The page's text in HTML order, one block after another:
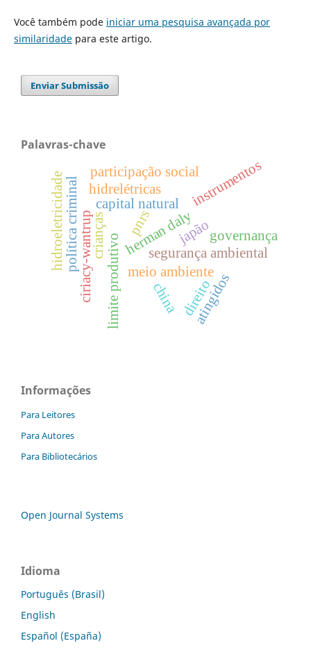
Você também pode iniciar uma pesquisa avançada por
similaridadepara este artigo.
Enviar Submissão
Palavras-chave
ciriacy-wantrup herman daly
segurança ambiental
limite produtivo
capital natural
meio ambiente
política criminal japão
atingidos
direito
hidrelétricas
pnrs
instrumentos
hidroeletricidade
china
governança
crianças
participação social
Informações
Para Leitores
Para Autores
Para Bibliotecários
Open Journal Systems
Idioma
Português (Brasil)
English
Español (España)